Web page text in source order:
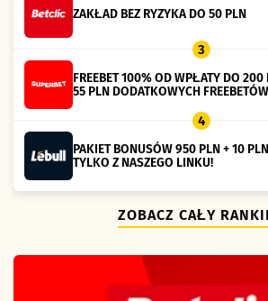
ZAKŁAD BEZ RYZYKA DO 50 PLN
3
FREEBET 100% OD WPŁATY DO 200
55 PLN DODATKOWYCH FREEBETÓW
4
PAKIET BONUSÓW 950 PLN + 10 PLN
TYLKO Z NASZEGO LINKU!
ZOBACZ CAŁY